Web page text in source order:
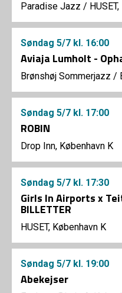
Paradise Jazz /
Søndag 5/7 kl. 16:00
Aviaja Lumholt -
Brønshøj Sommerjazz /
Søndag 5/7 kl. 17:00
ROBIN
Drop Inn, København K
Søndag 5/7 kl. 17:30
Girls In Airports x
BILLETTER
HUSET, København K
Søndag 5/7 kl. 19:00
Abekejser